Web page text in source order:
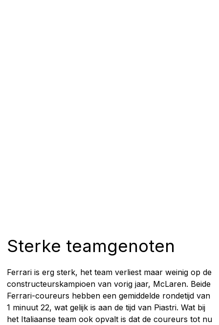
Sterke teamgenoten
Ferrari is erg sterk, het team verliest maar weinig op de
constructeurskampioen van vorig jaar, McLaren. Beide
Ferrari-coureurs hebben een gemiddelde rondetijd van
1 minuut 22, wat gelijk is aan de tijd van Piastri. Wat bij
het Italiaanse team ook opvalt is dat de coureurs tot nu